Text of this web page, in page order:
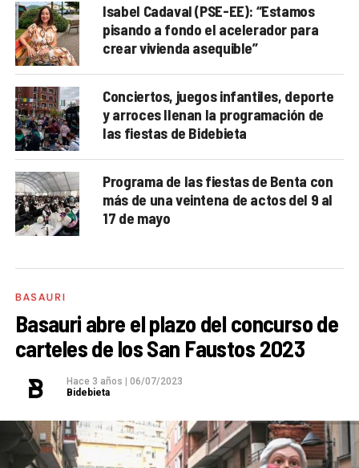
Isabel Cadaval (PSE-EE): “Estamos
pisando a fondo el acelerador para
crear vivienda asequible”
Conciertos, juegos infantiles, deporte
y arroces llenan la programación de
las fiestas de Bidebieta
Programa de las fiestas de Benta con
más de una veintena de actos del 9 al
17 de mayo
BASAURI
Basauri abre el plazo del concurso de
carteles de los San Faustos 2023
Hace 3 años
06/07/2023
Bidebieta